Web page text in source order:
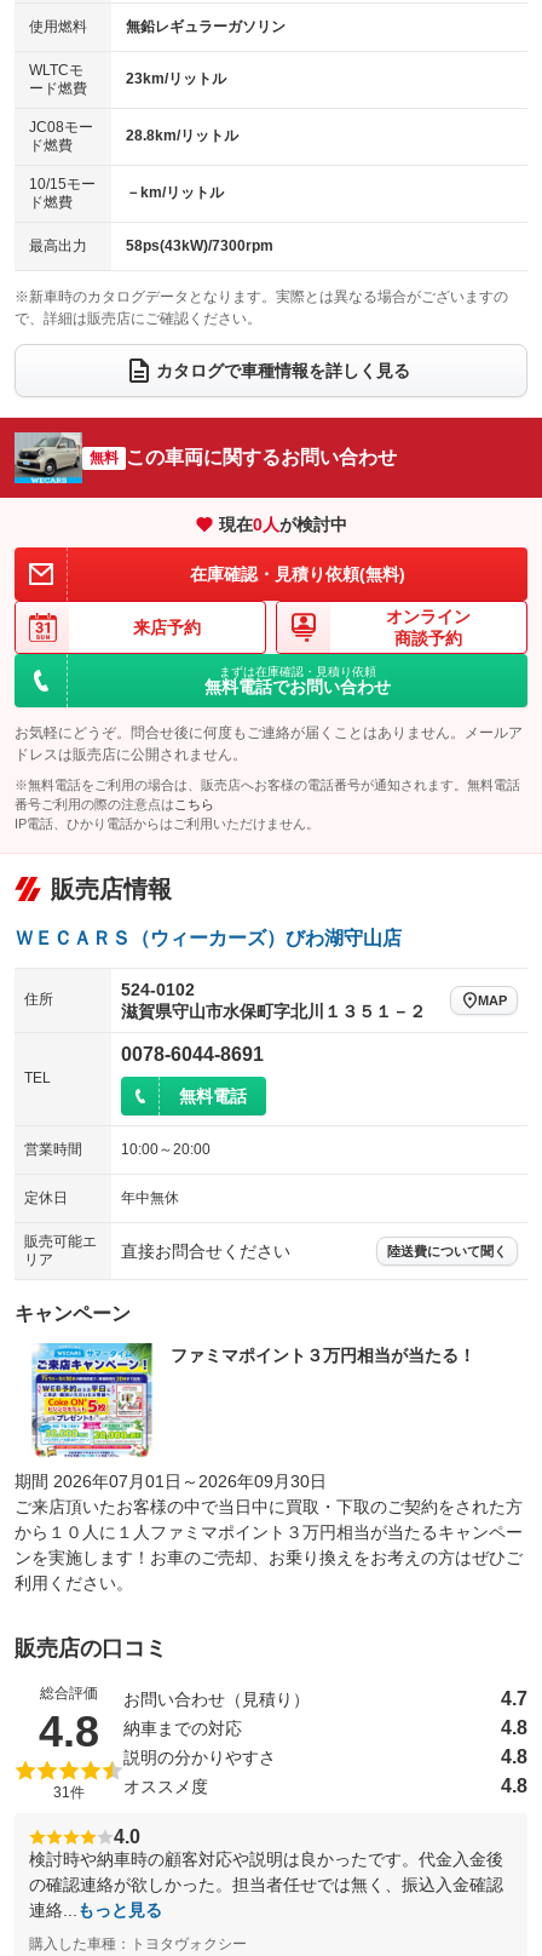
100V電源
：装備なし
センターデフロック
：装備なし
電動格納ミラー
：装備あり
バックカメラ
：装備なし
エアロ
：装備なし
：装備なし
パワーシート
ベンチシート
：装備なし
チップアップシート
：装備なし
：装備なし ：装備なし
ウォークスルー
：装備なし
電動リアゲート フロントカメラ
：装備なし
：装備なし ：装備なし
サイドカメラ
：装備なし ルーフレール
：装備なし
：装備なし
：装備なし
使用燃料 無鉛レギュラーガソリン
WLTCモ
ード燃費
23km/リットル
JC08モー
ド燃費
28.8km/リットル
10/15モー
ド燃費
－km/リットル
最高出力 58ps(43kW)/7300rpm
※新車時のカタログデータとなります。実際とは異なる場合がございますの
で、詳細は販売店にご確認ください。
カタログで車種情報を詳しく見る
無料 この車両に関するお問い合わせ
現在0人が検討中
在庫確認・見積り依頼(無料)
来店予約
オンライン
商談予約
まずは在庫確認・見積り依頼
無料電話でお問い合わせ
お気軽にどうぞ。問合せ後に何度もご連絡が届くことはありません。メールア
ドレスは販売店に公開されません。
※無料電話をご利用の場合は、販売店へお客様の電話番号が通知されます。無料電話
番号ご利用の際の注意点は こちら
IP電話、ひかり電話からはご利用いただけません。
販売店情報
ＷＥＣＡＲＳ（ウィーカーズ）びわ湖守山店
住所
524-0102
滋賀県守山市水保町字北川１３５１－２
MAP
TEL
0078-6044-8691
無料電話
営業時間 10:00～20:00
定休日 年中無休
販売可能エ
リア
直接お問合せください 陸送費について聞く
キャンペーン
ファミマポイント３万円相当が当たる！
期間 2026年07月01日～2026年09月30日
ご来店頂いたお客様の中で当日中に買取・下取のご契約をされた方
から１０人に１人ファミマポイント３万円相当が当たるキャンペー
ンを実施します！お車のご売却、お乗り換えをお考えの方はぜひご
利用ください。
販売店の口コミ
総合評価
4.8 （5点満点中）
31件
お問い合わせ（見積り） 4.7
納車までの対応 4.8
説明の分かりやすさ 4.8
オススメ度 4.8
4.0
検討時や納車時の顧客対応や説明は良かったです。代金入金後
の確認連絡が欲しかった。担当者任せでは無く、振込入金確認
連絡...
もっと見る
購入した車種：トヨタヴォクシー